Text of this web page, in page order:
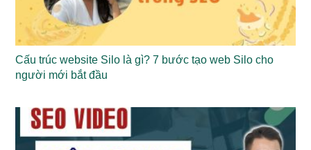
Cấu trúc website Silo là gì? 7 bước tạo web Silo cho
người mới bắt đầu